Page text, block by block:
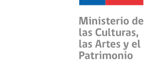
Ministerio de